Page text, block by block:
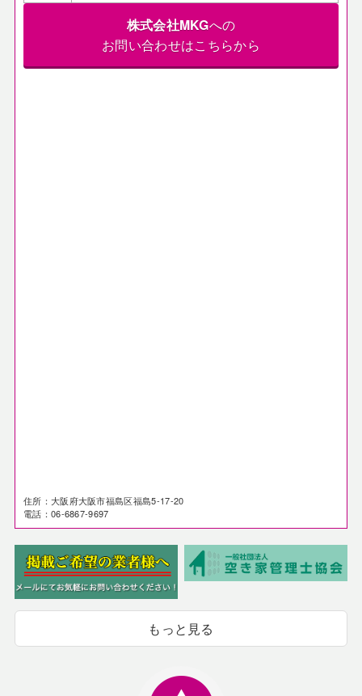
株式会社MKGへの
お問い合わせはこちらから
住所：大阪府大阪市福島区福島5-17-20
電話：06-6867-9697
もっと見る